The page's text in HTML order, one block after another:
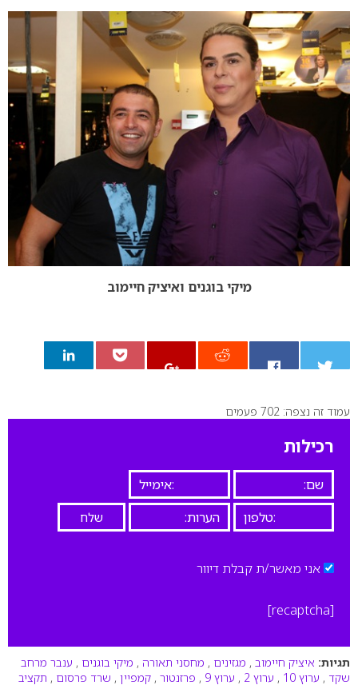
מיקי בוגנים ואיציק חיימוב
0
עמוד זה נצפה: 702 פעמים
רכילות
אני מאשר/ת קבלת דיוור
[recaptcha]
תגיות: איציק חיימוב , מגזינים , מחסני תאורה , מיקי בוגנים , ענבר מרחב
שקד , ערוץ 10 , ערוץ 2 , ערוץ 9 , פרזנטור , קמפיין , שרד פרסום , תקציב